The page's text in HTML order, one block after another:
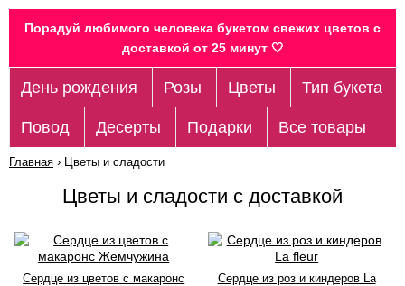
Порадуй любимого человека букетом свежих цветов c
доставкой от 25 минут 🤍
День рождения Розы Цветы Тип букета
Повод Десерты Подарки Все товары
Главная › Цветы и сладости
Цветы и сладости с доставкой
Сердце из цветов с макаронс
Сердце из роз и киндеров La